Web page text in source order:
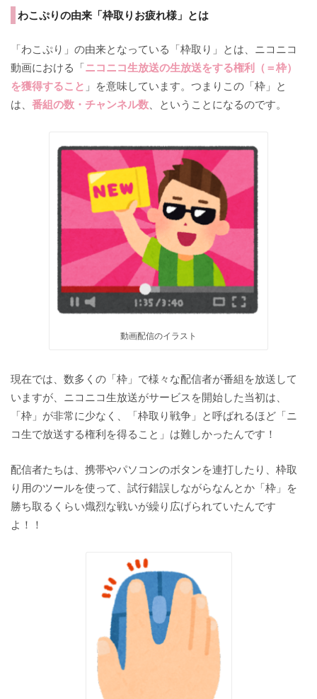
わこぷりの由来「枠取りお疲れ様」とは
「わこぷり」の由来となっている「枠取り」とは、ニコニコ
動画における「ニコニコ生放送の生放送をする権利（＝枠）
を獲得すること 」を意味しています。つまりこの「枠」と
は、番組の数・チャンネル数 、ということになるのです。
動画配信のイラスト
現在では、数多くの「枠」で様々な配信者が番組を放送して
いますが、ニコニコ生放送がサービスを開始した当初は、
「枠」が非常に少なく、「枠取り戦争」と呼ばれるほど「ニ
コ生で放送する権利を得ること」は難しかったんです！
配信者たちは、携帯やパソコンのボタンを連打したり、枠取
り用のツールを使って、試行錯誤しながらなんとか「枠」を
勝ち取るくらい熾烈な戦いが繰り広げられていたんです
よ！！